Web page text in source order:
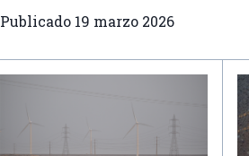
Publicado 19 marzo 2026